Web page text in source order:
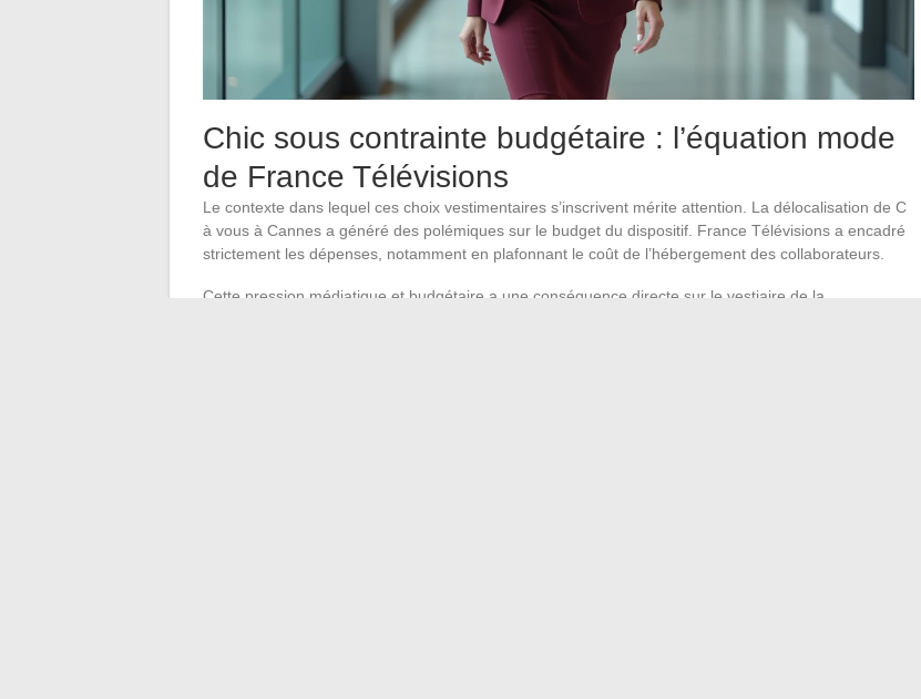
Chic sous contrainte budgétaire : l’équation mode
de France Télévisions
Le contexte dans lequel ces choix vestimentaires s’inscrivent mérite attention. La délocalisation de C
à vous à Cannes a généré des polémiques sur le budget du dispositif. France Télévisions a encadré
strictement les dépenses, notamment en plafonnant le coût de l’hébergement des collaborateurs.
Cette pression médiatique et budgétaire a une conséquence directe sur le vestiaire de la